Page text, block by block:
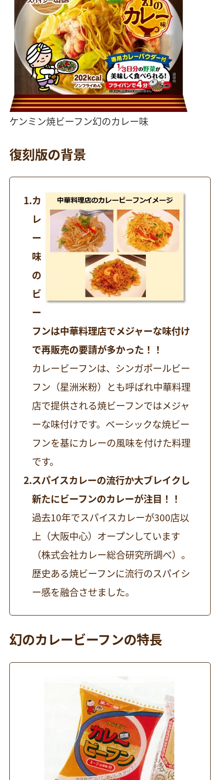
ケンミン焼ビーフン幻のカレー味
復刻版の背景
カ
レ
ー
味
の
ビ
ー
フンは中華料理店でメジャーな味付け
で再販売の要請が多かった！！
カレービーフンは、シンガポールビー
フン（星洲米粉）とも呼ばれ中華料理
店で提供される焼ビーフンではメジャ
ーな味付けです。ベーシックな焼ビー
フンを基にカレーの風味を付けた料理
です。
スパイスカレーの流行か大ブレイクし
新たにビーフンのカレーが注目！！
過去10年でスパイスカレーが300店以
上（大阪中心）オープンしています
（株式会社カレー総合研究所調べ）。
歴史ある焼ビーフンに流行のスパイシ
ー感を融合させました。
幻のカレービーフンの特長